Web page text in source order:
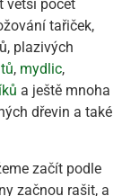
větší počet
tařiček,
plazivých
, mydlic,
a ještě mnoha
dřevin a také
začít podle
začnou rašit, a